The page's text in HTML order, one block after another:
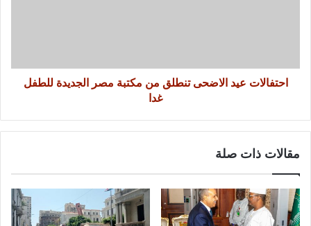
احتفالات عيد الاضحى تنطلق من مكتبة مصر الجديدة للطفل
غدا
مقالات ذات صلة